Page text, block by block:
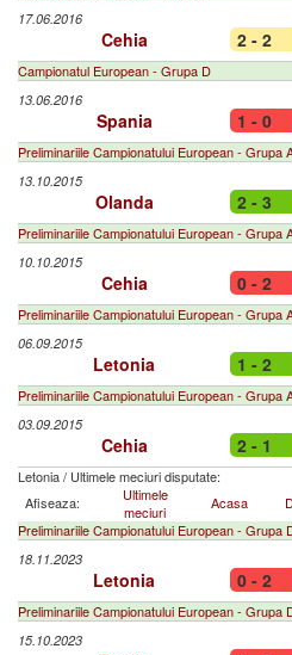
17.06.2016
Cehia 2 - 2
Campionatul European - Grupa D
13.06.2016
Spania 1 - 0
Preliminariile Campionatului European - Grupa
13.10.2015
Olanda 2 - 3
Preliminariile Campionatului European - Grupa
10.10.2015
Cehia 0 - 2
Preliminariile Campionatului European - Grupa
06.09.2015
Letonia 1 - 2
Preliminariile Campionatului European - Grupa
03.09.2015
Cehia 2 - 1
Letonia/ Ultimele meciuri disputate:
Afiseaza:
Ultimele
meciuri
Acasa
Preliminariile Campionatului European - Grupa
18.11.2023
Letonia 0 - 2
Preliminariile Campionatului European - Grupa
15.10.2023